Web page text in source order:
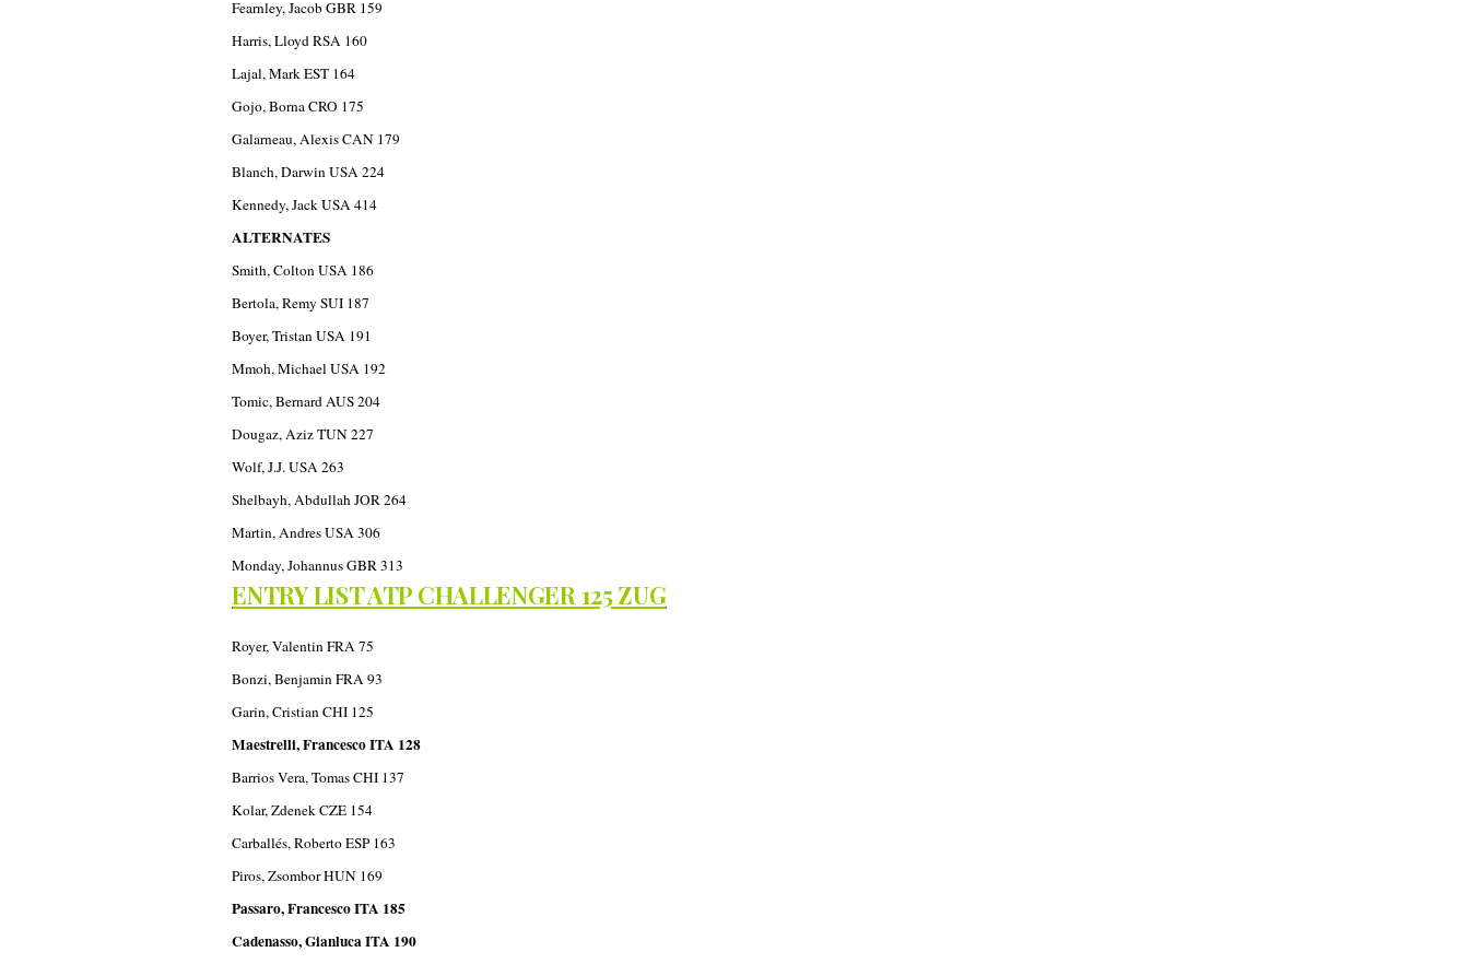
Fearnley, Jacob GBR 159
Harris, Lloyd RSA 160
Lajal, Mark EST 164
Gojo, Borna CRO 175
Galarneau, Alexis CAN 179
Blanch, Darwin USA 224
Kennedy, Jack USA 414
ALTERNATES
Smith, Colton USA 186
Bertola, Remy SUI 187
Boyer, Tristan USA 191
Mmoh, Michael USA 192
Tomic, Bernard AUS 204
Dougaz, Aziz TUN 227
Wolf, J.J. USA 263
Shelbayh, Abdullah JOR 264
Martin, Andres USA 306
Monday, Johannus GBR 313
ENTRY LIST ATP CHALLENGER 125 ZUG
Royer, Valentin FRA 75
Bonzi, Benjamin FRA 93
Garin, Cristian CHI 125
Maestrelli, Francesco ITA 128
Barrios Vera, Tomas CHI 137
Kolar, Zdenek CZE 154
Carballés, Roberto ESP 163
Piros, Zsombor HUN 169
Passaro, Francesco ITA 185
Cadenasso, Gianluca ITA 190